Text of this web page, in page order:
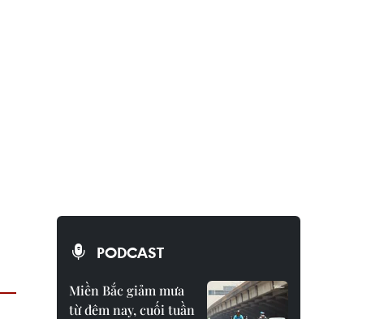
PODCAST
Miền Bắc giảm mưa
từ đêm nay, cuối tuần